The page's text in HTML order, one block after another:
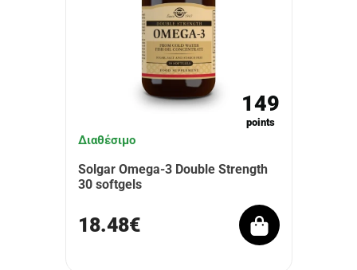
149
points
Διαθέσιμο
Solgar Omega-3 Double Strength
30 softgels
18.48€